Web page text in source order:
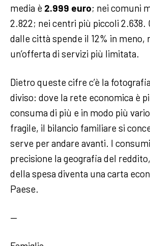
media è 2.999 euro; nei comuni
2.822; nei centri più piccoli 2.638.
dalle città spende il 12% in meno,
un’offerta di servizi più limitata.
Dietro queste cifre c’è la
diviso: dove la rete economica è
consuma di più e in modo più
fragile, il bilancio familiare si
serve per andare avanti. I
precisione la geografia del
della spesa diventa una carta
Paese.
—